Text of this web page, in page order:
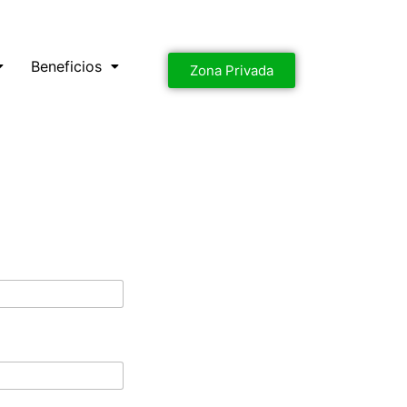
Beneficios Zona Privada